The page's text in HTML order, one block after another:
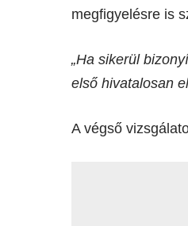
megfigyelésre is
„Ha sikerül
első hivatalosan
A végső